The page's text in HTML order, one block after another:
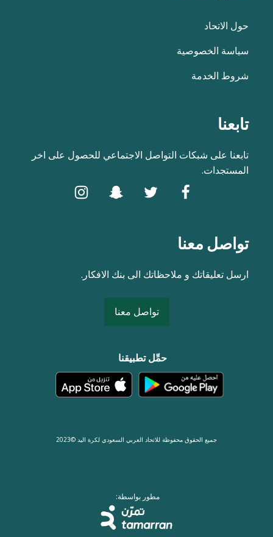
حول الاتحاد
سياسة الخصوصية
شروط الخدمة
تابعنا
تابعنا على شبكات التواصل الاجتماعي للحصول على اخر
المستجدات.
تواصل معنا
ارسل تعليقاتك و ملاحظاتك الى بنك الافكار.
تواصل معنا
حمِّل تطبيقنا
جميع الحقوق محفوظة للاتحاد العربي السعودي لكرة اليد ©2023
مطور بواسطة: